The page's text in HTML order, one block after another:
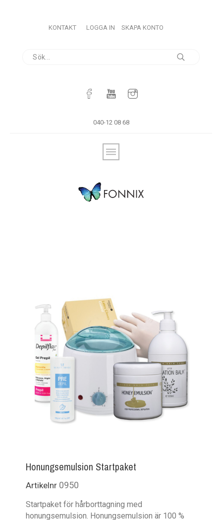
040-12 08 68
KONTAKT LOGGA IN SKAPA KONTO
Honungsemulsion Startpaket
Artikelnr 0950
Startpaket för hårborttagning med
honungsemulsion. Honungsemulsion är 100 %